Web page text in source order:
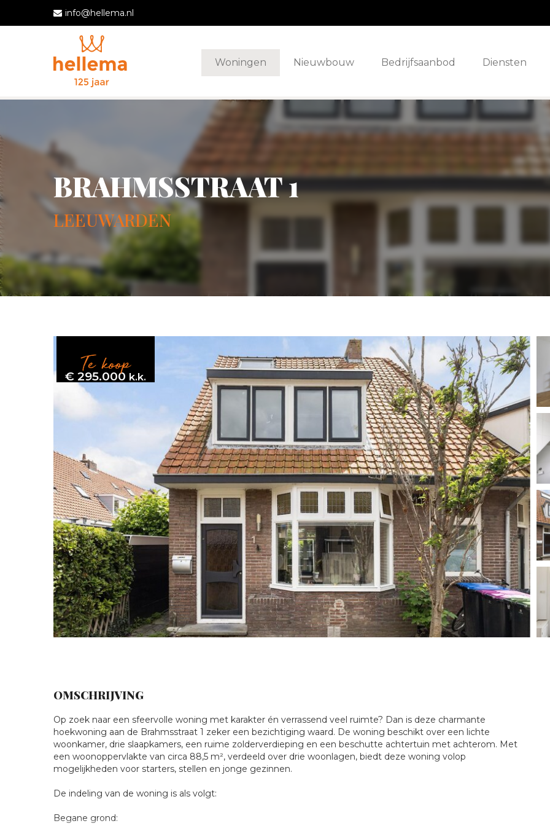
info@hellema.nl
Woningen Nieuwbouw Bedrijfsaanbod Diensten
BRAHMSSTRAAT 1
LEEUWARDEN
Te koop
€ 295.000 k.k.
OMSCHRIJVING
Te
koop:
Brahmsstraat
Op zoek naar een sfeervolle woning met karakter én verrassend veel ruimte? Dan is deze charmante
hoekwoning aan de Brahmsstraat 1 zeker een bezichtiging waard. De woning beschikt over een lichte
woonkamer, drie slaapkamers, een ruime zolderverdieping en een beschutte achtertuin met achterom. Met
een woonoppervlakte van circa 88,5 m², verdeeld over drie woonlagen, biedt deze woning volop
mogelijkheden voor starters, stellen en jonge gezinnen.
De indeling van de woning is als volgt:
Begane grond: